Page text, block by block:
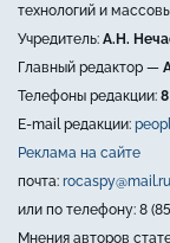
технологий и
Учредитель: А.Н.
Главный редактор —
Телефоны редакции:
E-mail редакции:
Реклама на сайте
почта: rocaspy@mail.ru
или по телефону: 8
Мнения авторов